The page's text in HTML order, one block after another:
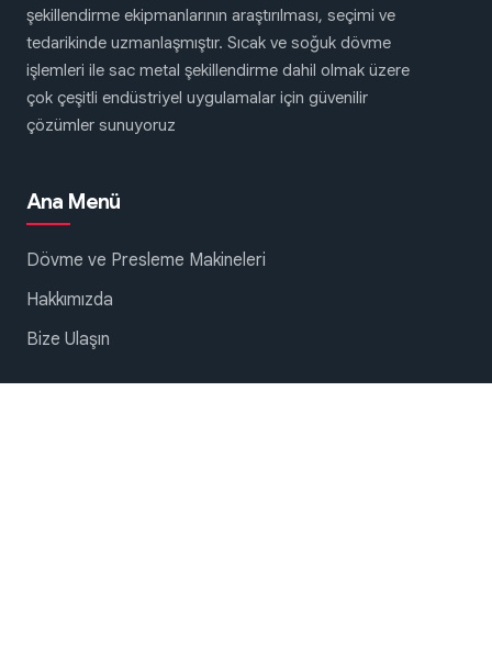
şekillendirme ekipmanlarının araştırılması, seçimi ve
tedarikinde uzmanlaşmıştır. Sıcak ve soğuk dövme
işlemleri ile sac metal şekillendirme dahil olmak üzere
çok çeşitli endüstriyel uygulamalar için güvenilir
çözümler sunuyoruz
Ana Menü
Dövme ve Presleme Makineleri
Hakkımızda
Bize Ulaşın